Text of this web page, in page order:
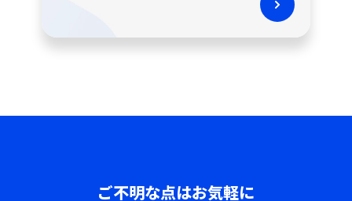
ご不明な点はお気軽に